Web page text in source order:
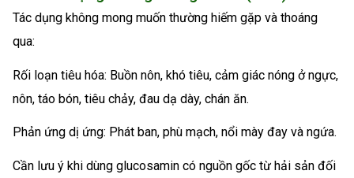
Tác dụng không mong muốn thường hiếm gặp và thoáng
qua:
Rối loạn tiêu hóa: Buồn nôn, khó tiêu, cảm giác nóng ở ngực,
nôn, táo bón, tiêu chảy, đau dạ dày, chán ăn.
Phản ứng dị ứng: Phát ban, phù mạch, nổi mày đay và ngứa.
Cần lưu ý khi dùng glucosamin có nguồn gốc từ hải sản đối